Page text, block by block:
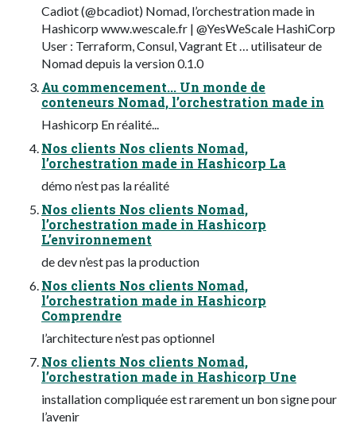
Cadiot (@bcadiot) Nomad, l’orchestration made in
Hashicorp www.wescale.fr | @YesWeScale HashiCorp
User : Terraform, Consul, Vagrant Et … utilisateur de
Nomad depuis la version 0.1.0
Au commencement... Un monde de
conteneurs Nomad, l’orchestration made in
Hashicorp En réalité...
Nos clients Nos clients Nomad,
l’orchestration made in Hashicorp La
démo n’est pas la réalité
Nos clients Nos clients Nomad,
l’orchestration made in Hashicorp
L’environnement
de dev n’est pas la production
Nos clients Nos clients Nomad,
l’orchestration made in Hashicorp
Comprendre
l’architecture n’est pas optionnel
Nos clients Nos clients Nomad,
l’orchestration made in Hashicorp Une
installation compliquée est rarement un bon signe pour
l’avenir